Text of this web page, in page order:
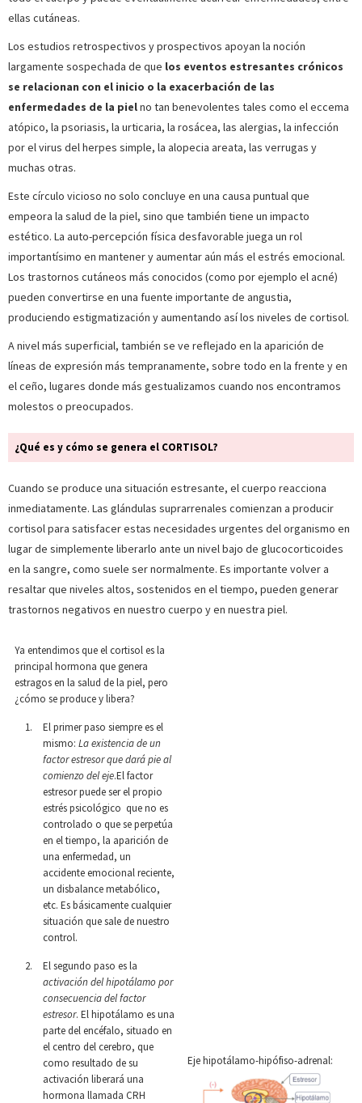
ellas cutáneas.
Los estudios retrospectivos y prospectivos apoyan la noción
largamente sospechada de que los eventos estresantes crónicos
se relacionan con el inicio o la exacerbación de las
enfermedades de la pielno tan benevolentes tales como el eccema
atópico, la psoriasis, la urticaria, la rosácea, las alergias, la infección
por el virus del herpes simple, la alopecia areata, las verrugas y
muchas otras.
Este círculo vicioso no solo concluye en una causa puntual que
empeora la salud de la piel, sino que también tiene un impacto
estético. La auto-percepción física desfavorable juega un rol
importantísimo en mantener y aumentar aún más el estrés emocional.
Los trastornos cutáneos más conocidos (como por ejemplo el acné)
pueden convertirse en una fuente importante de angustia,
produciendo estigmatización y aumentando así los niveles de cortisol.
A nivel más superficial, también se ve reflejado en la aparición de
líneas de expresión más tempranamente, sobre todo en la frente y en
el ceño, lugares donde más gestualizamos cuando nos encontramos
molestos o preocupados.
¿Qué es y cómo se genera el CORTISOL?
Cuando se produce una situación estresante, el cuerpo reacciona
inmediatamente. Las glándulas suprarrenales comienzan a producir
cortisol para satisfacer estas necesidades urgentes del organismo en
lugar de simplemente liberarlo ante un nivel bajo de glucocorticoides
en la sangre, como suele ser normalmente. Es importante volver a
resaltar que niveles altos, sostenidos en el tiempo, pueden generar
trastornos negativos en nuestro cuerpo y en nuestra piel.
Ya entendimos que el cortisol es la
principal hormona que genera
estragos en la salud de la piel, pero
¿cómo se produce y libera?
El primer paso siempre es el
mismo: La existencia de un
factor estresor que dará pie al
comienzo del eje.El factor
estresor puede ser el propio
estrés psicológico que no es
controlado o que se perpetúa
en el tiempo, la aparición de
una enfermedad, un
accidente emocional reciente,
un disbalance metabólico,
etc. Es básicamente cualquier
situación que sale de nuestro
control.
El segundo paso es la
activación del hipotálamo por
consecuencia del factor
estresor. El hipotálamo es una
parte del encéfalo, situado en
el centro del cerebro, que
como resultado de su
activación liberará una
hormona llamada CRH
Eje hipotálamo-hipófiso-adrenal: